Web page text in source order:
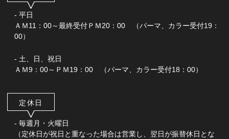
- 平日
ＡＭ11：00～最終受付ＰＭ20：00 （パーマ、カラー受付19：
00）
- 土、日、祝日
ＡＭ9：00～ＰＭ19：00 （パーマ、カラー受付18：00）
定休日
- 毎週月・火曜日
（定休日が祝日と重なった場合は営業し、翌日が振替休日とな